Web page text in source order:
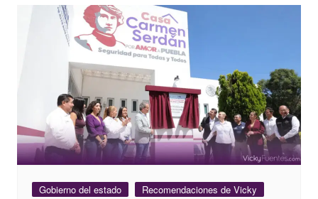
Gobierno del estado Recomendaciones de Vicky